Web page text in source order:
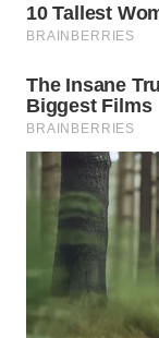
Wahana
KONSUMEN
MASYARAKAT
KELISTRIKAN
WALINKI
ID